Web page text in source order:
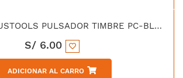
[PUT601U] UYUSTOOLS PULSADOR TIMBRE PC-BLANCA
S/ 6.00
ADICIONAR AL CARRO